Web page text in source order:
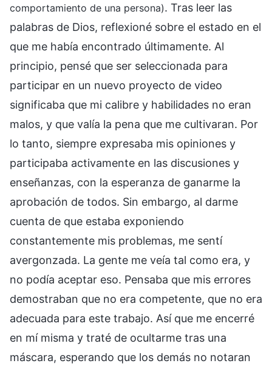
comportamiento de una persona). Tras leer las
palabras de Dios, reflexioné sobre el estado en el
que me había encontrado últimamente. Al
principio, pensé que ser seleccionada para
participar en un nuevo proyecto de video
significaba que mi calibre y habilidades no eran
malos, y que valía la pena que me cultivaran. Por
lo tanto, siempre expresaba mis opiniones y
participaba activamente en las discusiones y
enseñanzas, con la esperanza de ganarme la
aprobación de todos. Sin embargo, al darme
cuenta de que estaba exponiendo
constantemente mis problemas, me sentí
avergonzada. La gente me veía tal como era, y
no podía aceptar eso. Pensaba que mis errores
demostraban que no era competente, que no era
adecuada para este trabajo. Así que me encerré
en mí misma y traté de ocultarme tras una
máscara, esperando que los demás no notaran